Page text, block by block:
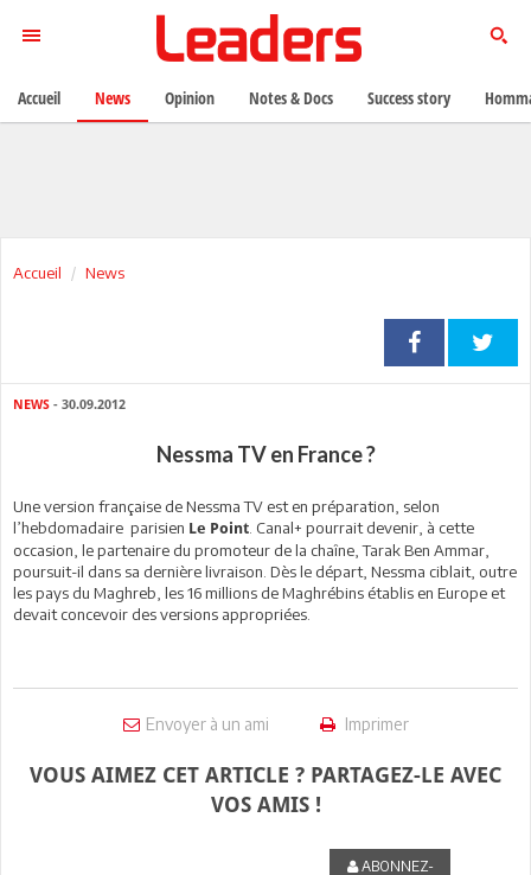
Accueil News
NEWS - 30.09.2012
Nessma TV en France ?
Une version française de Nessma TV est en préparation, selon
l’hebdomadaire parisien Le Point . Canal+ pourrait devenir, à cette
occasion, le partenaire du promoteur de la chaîne, Tarak Ben Ammar,
poursuit-il dans sa dernière livraison. Dès le départ, Nessma ciblait, outre
les pays du Maghreb, les 16 millions de Maghrébins établis en Europe et
devait concevoir des versions appropriées.
Envoyer à un ami Imprimer
VOUS AIMEZ CET ARTICLE ? PARTAGEZ-LE AVEC
VOS AMIS !
ABONNEZ-
Accueil News Opinion Notes & Docs Success story